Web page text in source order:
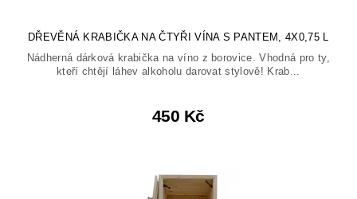
DŘEVĚNÁ KRABIČKA NA ČTYŘI VÍNA S PANTEM, 4X0,75 L
Nádherná dárková krabička na víno z borovice. Vhodná pro ty,
kteří chtějí láhev alkoholu darovat stylově! Krab...
450 Kč